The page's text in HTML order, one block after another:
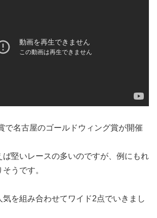
で名古屋のゴールドウィング賞が開催
ば堅いレースの多いのですが、例にもれ
うです。
気を組み合わせてワイド2点でいきまし